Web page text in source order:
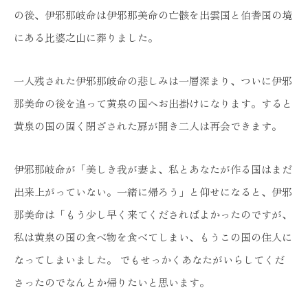
の後、伊邪那岐命は伊邪那美命の亡骸を出雲国と伯耆国の境
にある比婆之山に葬りました。
一人残された伊邪那岐命の悲しみは一層深まり、ついに伊邪
那美命の後を追って黄泉の国へお出掛けになります。すると
黄泉の国の固く閉ざされた扉が開き二人は再会できます。
伊邪那岐命が「美しき我が妻よ、私とあなたが作る国はまだ
出来上がっていない。一緒に帰ろう」と仰せになると、伊邪
那美命は「もう少し早く来てくださればよかったのですが、
私は黄泉の国の食べ物を食べてしまい、もうこの国の住人に
なってしまいました。 でもせっかくあなたがいらしてくだ
さったのでなんとか帰りたいと思います。